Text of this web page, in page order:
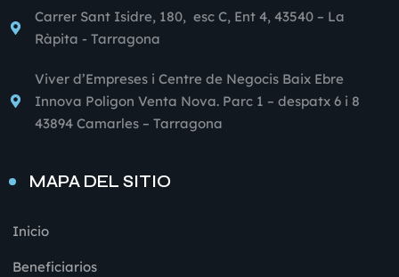
Carrer Sant Isidre, 180, esc C, Ent 4, 43540 – La
Ràpita - Tarragona
Viver d’Empreses i Centre de Negocis Baix Ebre
Innova Poligon Venta Nova. Parc 1 – despatx 6 i 8
43894 Camarles – Tarragona
MAPA DEL SITIO
Inicio
Beneficiarios